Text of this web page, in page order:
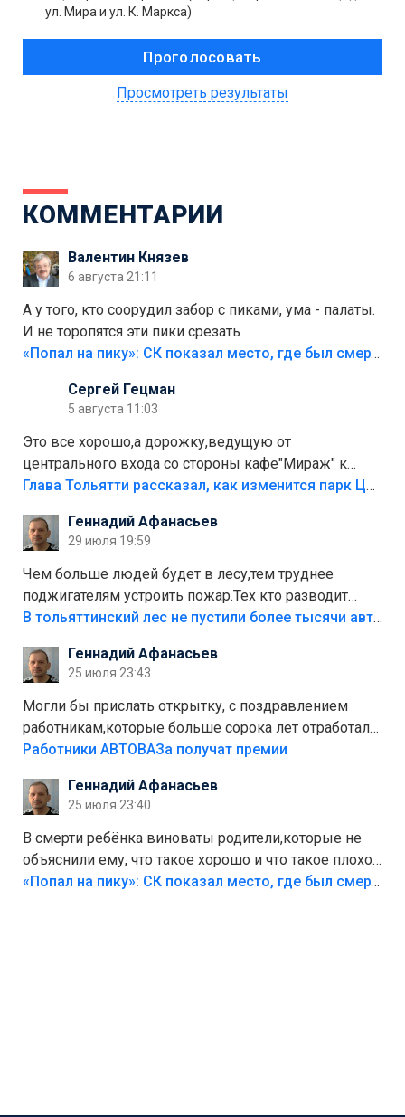
ул. Мира и ул. К. Маркса)
Просмотреть результаты
КОММЕНТАРИИ
Валентин Князев
6 августа 21:11
А у того, кто соорудил забор с пиками, ума - палаты.
И не торопятся эти пики срезать
«Попал на пику»: СК показал место, где был смертельно травмирован ребенок в Тольятти
Сергей Гецман
5 августа 11:03
Это все хорошо,а дорожку,ведущую от
центрального входа со стороны кафе"Мираж" к
аттракционам слабо доделать?А то бордюры
лежала в парке и испортилась.Да еще,видимо,часть
украли.
Глава Тольятти рассказал, как изменится парк Центрального района
Геннадий Афанасьев
29 июля 19:59
Чем больше людей будет в лесу,тем труднее
поджигателям устроить пожар.Тех кто разводит
костры,тех надо безбожно штрафовать.Камер полно
Штрафы мизерные.
В тольяттинский лес не пустили более тысячи автомобилей
Геннадий Афанасьев
25 июля 23:43
Могли бы прислать открытку, с поздравлением
работникам,которые больше сорока лет отработали
на предприятии.
Работники АВТОВАЗа получат премии
Геннадий Афанасьев
25 июля 23:40
В смерти ребёнка виноваты родители,которые не
объяснили ему, что такое хорошо и что такое плохо!
Лезть через такой забор,верх безумия,есть же
«Попал на пику»: СК показал место, где был смертельно травмирован ребенок в Тольятти